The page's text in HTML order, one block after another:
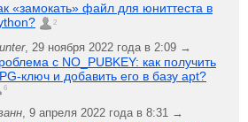
«замокать» файл для юниттеста в
2
, 29 ноября 2022 года в 2:09 →
с NO_PUBKEY: как получить
ключ и добавить его в базу apt?
6
, 9 апреля 2022 года в 8:31 →